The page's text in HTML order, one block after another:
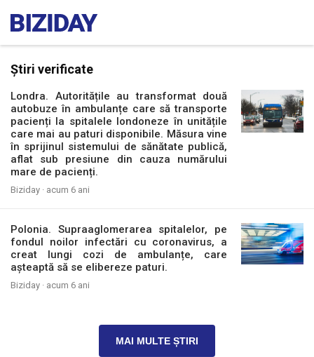
Știri verificate
Londra. Autoritățile au transformat două
autobuze în ambulanțe care să transporte
pacienți la spitalele londoneze în unitățile
care mai au paturi disponibile. Măsura vine
în sprijinul sistemului de sănătate publică,
aflat sub presiune din cauza numărului
mare de pacienți.
Biziday · acum 6 ani
Polonia. Supraaglomerarea spitalelor, pe
fondul noilor infectări cu coronavirus, a
creat lungi cozi de ambulanțe, care
așteaptă să se elibereze paturi.
Biziday · acum 6 ani
MAI MULTE ȘTIRI